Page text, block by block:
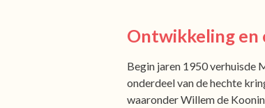
Ontwikkeling en
Begin jaren 1950 verhuisde
onderdeel van de hechte
waaronder Willem de